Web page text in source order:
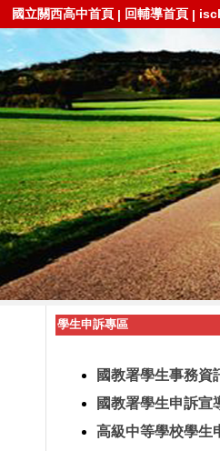
國立關西高中首頁 | 回輔導首頁 |
學生申訴專區
國教署學生事務資
國教署學生申訴宣
高級中等學校學生